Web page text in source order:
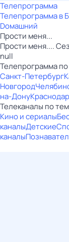
Телепрограмма
Телепрограмма в
Dомашний
Прости меня...
Прости меня....
null
Телепрограмма
Санкт-Петербург
Новгород
на-ДонуКраснодар
Телеканалы по
Кино и сериалы
каналыДетские
каналы